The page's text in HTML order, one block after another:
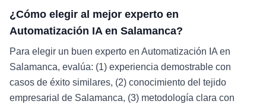
¿Cómo elegir al mejor experto en
Automatización IA en Salamanca?
Para elegir un buen experto en Automatización IA en
Salamanca, evalúa: (1) experiencia demostrable con
casos de éxito similares, (2) conocimiento del tejido
empresarial de Salamanca, (3) metodología clara con